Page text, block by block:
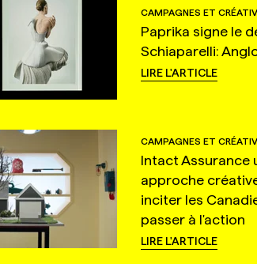
CAMPAGNES ET
Paprika signe le
Schiaparelli:
LIRE L'ARTICLE
CAMPAGNES ET
Intact Assurance
approche
inciter les
passer à l'action
LIRE L'ARTICLE